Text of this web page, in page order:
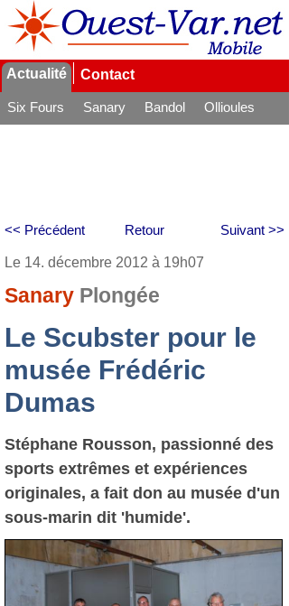
Actualité Contact
Six Fours Sanary Bandol
Ollioules
Retour
<< Précédent Suivant >>
Le 14. décembre 2012 à 19h07
Sanary Plongée
Le Scubster pour le
musée Frédéric
Dumas
Stéphane Rousson, passionné des
sports extrêmes et expériences
originales, a fait don au musée d'un
sous-marin dit 'humide'.